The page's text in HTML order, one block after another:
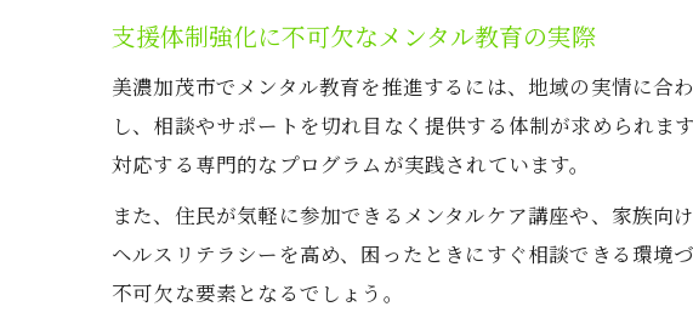
支援体制強化に不可欠なメンタル教育の実際
美濃加茂市でメンタル教育を推進するには、地域の実情に合
し、相談やサポートを切れ目なく提供する体制が求められ
対応する専門的なプログラムが実践されています。
また、住民が気軽に参加できるメンタルケア講座や、家族
ヘルスリテラシーを高め、困ったときにすぐ相談できる環境
不可欠な要素となるでしょう。